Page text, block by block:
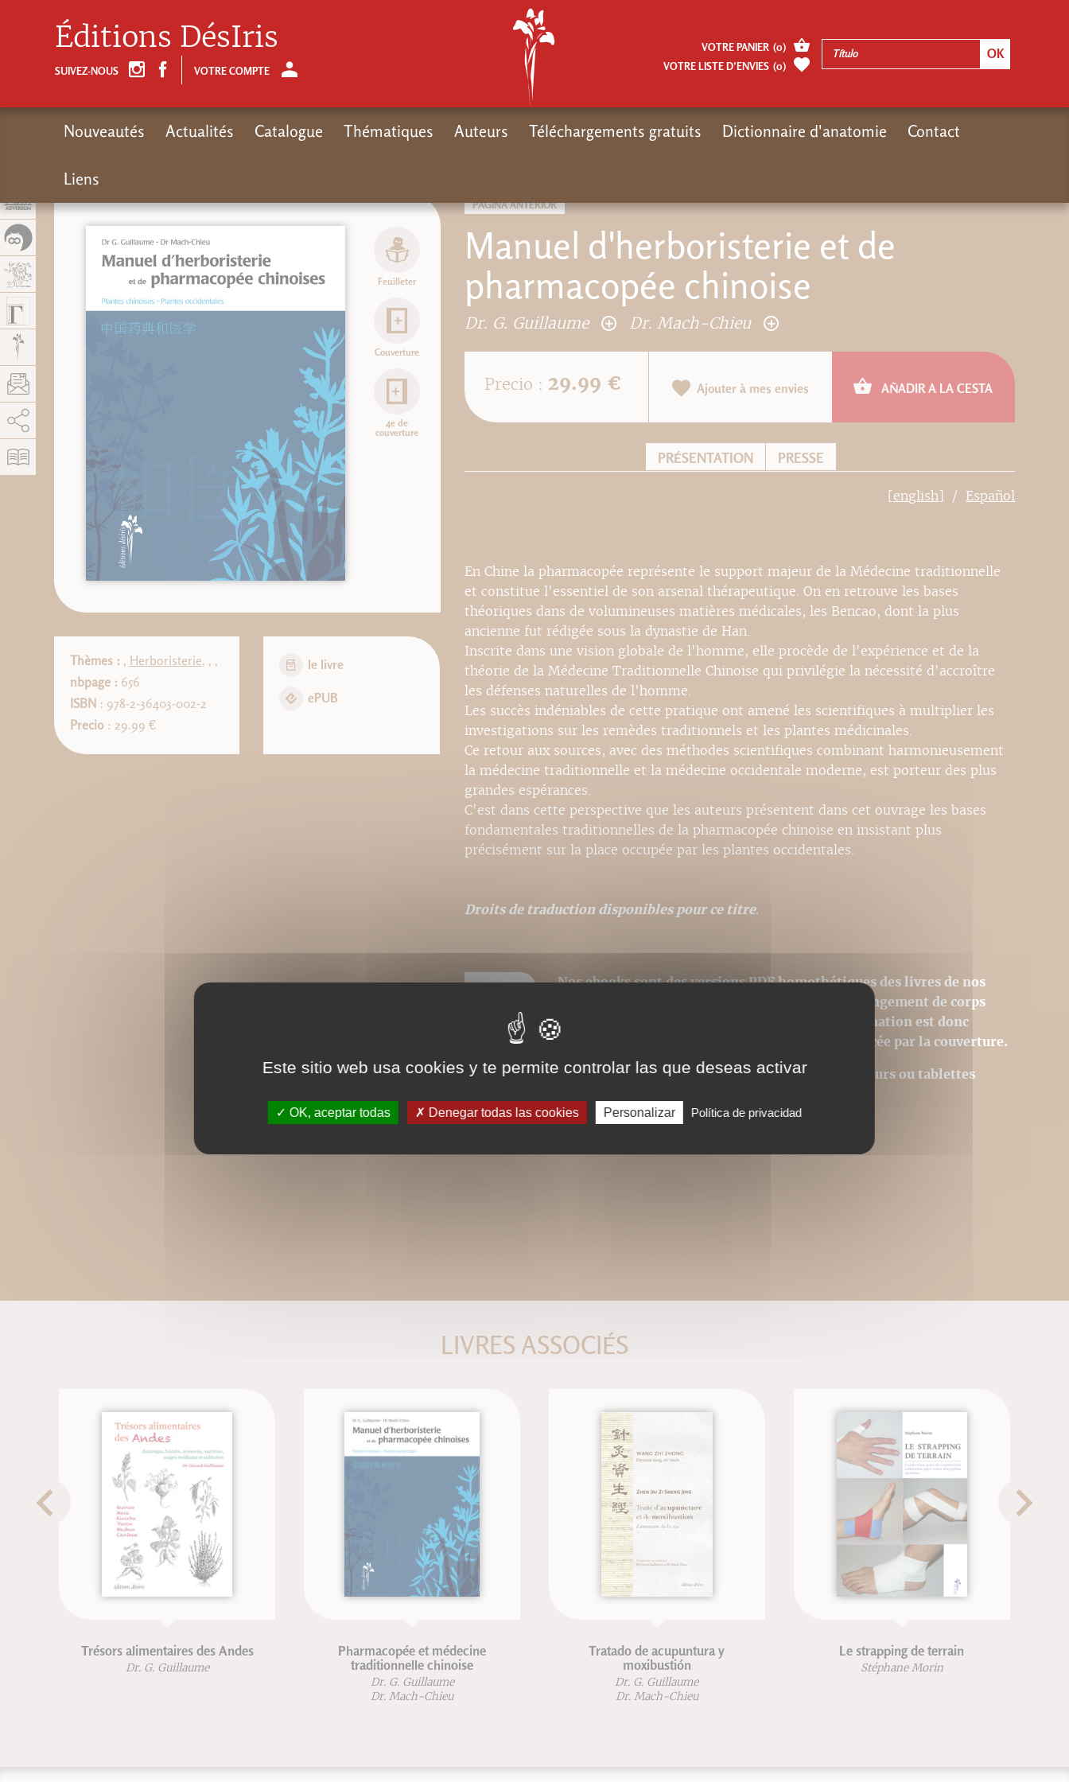
PÁGINA ANTERIOR
Manuel d'herboristerie et de
pharmacopée chinoise
Dr. G. Guillaume Dr. Mach-Chieu
Feuilleter
Couverture
4e de
couverture
Thèmes : , Herboristerie, , ,
nbpage : 656
ISBN : 978-2-36403-002-2
Precio: 29.99 €
le livre
ePUB
Precio : 29.99 € Ajouter à mes envies AÑADIR A LA CESTA
PRÉSENTATION PRESSE
[english] Español
En Chine la pharmacopée représente le support majeur de la Médecine traditionnelle
et constitue l'essentiel de son arsenal thérapeutique. On en retrouve les bases
théoriques dans de volumineuses matières médicales, les Bencao, dont la plus
ancienne fut rédigée sous la dynastie de Han.
Inscrite dans une vision globale de l'homme, elle procède de l'expérience et de la
théorie de la Médecine Traditionnelle Chinoise qui privilégie la nécessité d'accroître
les défenses naturelles de l'homme.
Les succès indéniables de cette pratique ont amené les scientifiques à multiplier les
investigations sur les remèdes traditionnels et les plantes médicinales.
Ce retour aux sources, avec des méthodes scientifiques combinant harmonieusement
la médecine traditionnelle et la médecine occidentale moderne, est porteur des plus
grandes espérances.
C'est dans cette perspective que les auteurs présentent dans cet ouvrage les bases
fondamentales traditionnelles de la pharmacopée chinoise en insistant plus
précisément sur la place occupée par les plantes occidentales.
Droits de traduction disponibles pour ce titre.
Nos ebooks sont des versions PDF homothétiques des livres de nos
catalogues. Ils ne sont donc pas modifiables (changement de corps
pour la police, modification des images). La pagination est donc
respectée et la première page du livre est remplacée par la couverture.
Ce format peut être lu par le logiciel Acrobat © sur des ordinateurs ou tablettes
LIVRES ASSOCIÉS
Trésors alimentaires des Andes
Dr. G. Guillaume
Pharmacopée et médecine
traditionnelle chinoise
Dr. G. Guillaume
Dr. Mach-Chieu
Tratado de acupuntura y
Dr. G. Guillaume
Dr. Mach-Chieu
Le strapping de terrain
Stéphane Morin
Éditions DésIris
SUIVEZ-NOUS VOTRE COMPTE
VOTRE PANIER (0)
VOTRE LISTE D’ENVIES (0)
Nouveautés Actualités Catalogue Thématiques Auteurs Téléchargements gratuits Dictionnaire d'anatomie Contact
Liens
Este sitio web usa cookies y te permite controlar las que deseas activar
OK, aceptar todas Denegar todas las cookies Personalizar Política de privacidad